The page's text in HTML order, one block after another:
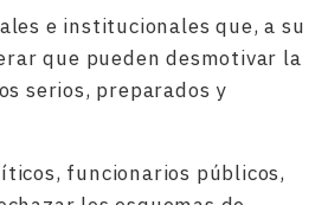
e institucionales que, a su
que pueden desmotivar la
serios, preparados y
funcionarios públicos,